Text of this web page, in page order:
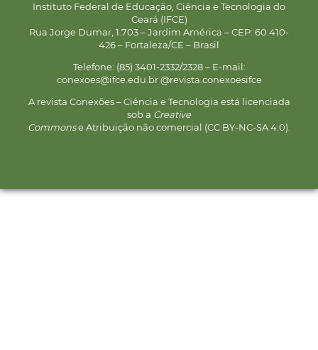
Instituto Federal de Educação, Ciência e Tecnologia do
Ceará (IFCE)
Rua Jorge Dumar, 1.703 – Jardim América – CEP: 60.410-
426 – Fortaleza/CE – Brasil
Telefone: (85) 3401-2332/2328 – E-mail:
conexoes@ifce.edu.br @revista.conexoesifce
A revista Conexões – Ciência e Tecnologia está licenciada
sob a Creative
Commonse Atribuição não comercial (CC BY-NC-SA 4.0).